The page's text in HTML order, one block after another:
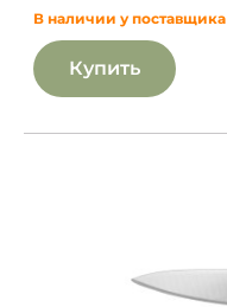
В наличии у поставщика
Купить